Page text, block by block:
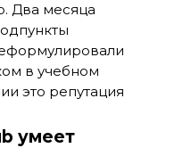
Два месяца
в учебном
это репутация
умеет